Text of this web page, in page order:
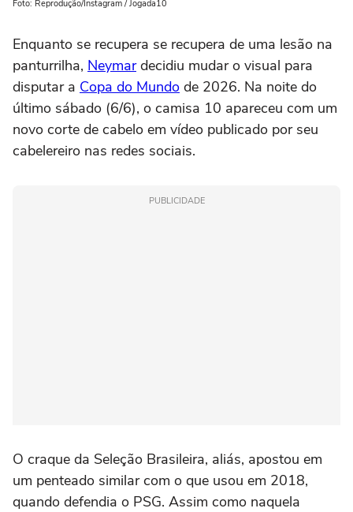
Foto: Reprodução/Instagram / Jogada10
Enquanto se recupera se recupera de uma lesão na
panturrilha, Neymardecidiu mudar o visual para
disputar a Copa do Mundo de 2026. Na noite do
último sábado (6/6), o camisa 10 apareceu com um
novo corte de cabelo em vídeo publicado por seu
cabelereiro nas redes sociais.
PUBLICIDADE
O craque da Seleção Brasileira, aliás, apostou em
um penteado similar com o que usou em 2018,
quando defendia o PSG. Assim como naquela